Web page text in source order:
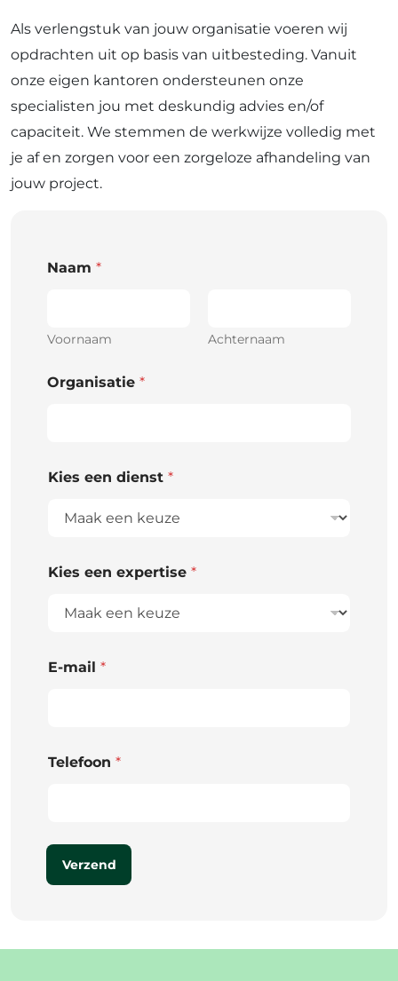
Als verlengstuk van jouw organisatie voeren wij
opdrachten uit op basis van uitbesteding. Vanuit
onze eigen kantoren ondersteunen onze
specialisten jou met deskundig advies en/of
capaciteit. We stemmen de werkwijze volledig met
je af en zorgen voor een zorgeloze afhandeling van
jouw project.
Naam *
Voornaam Achternaam
Organisatie *
Kies een dienst *
Kies een expertise *
E-mail *
Telefoon *
Verzend